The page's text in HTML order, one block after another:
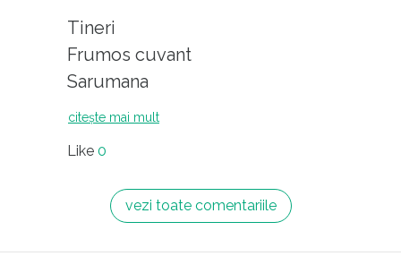
Tineri
Frumos cuvant
Sarumana
citește mai mult
Like 0
vezi toate comentariile